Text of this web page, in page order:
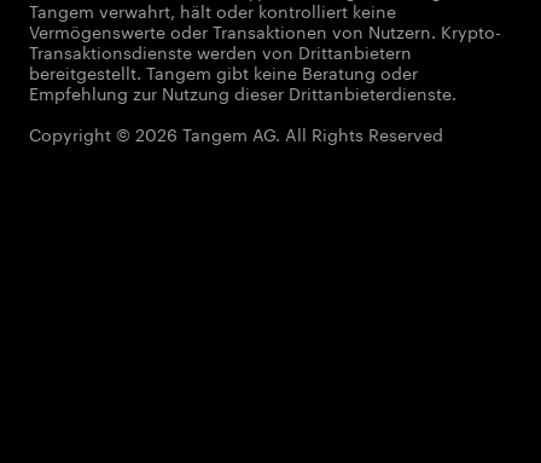
Tangem verwahrt, hält oder kontrolliert keine
Vermögenswerte oder Transaktionen von Nutzern. Krypto-
Transaktionsdienste werden von Drittanbietern
bereitgestellt. Tangem gibt keine Beratung oder
Empfehlung zur Nutzung dieser Drittanbieterdienste.